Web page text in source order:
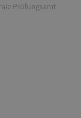
Prüfungsamt